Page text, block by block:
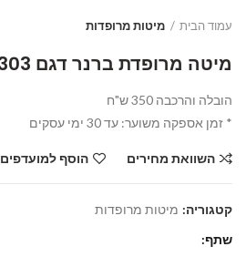
עמוד הבית מיטות מרופדות
מיטה מרופדת ברנר דגם 2303
הובלה והרכבה 350 ש"ח
* זמן אספקה משוער: עד 30 ימי עסקים
השוואת מחירים הוסף למועדפים
קטגוריה: מיטות מרופדות
שתף